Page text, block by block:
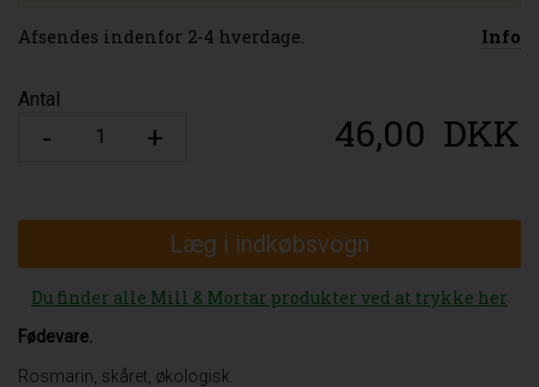
Afsendes indenfor 2-4 hverdage. Info
Antal
46,00 DKK
Læg i indkøbsvogn
Du finder alle Mill & Mortar produkter ved at trykke her
Fødevare.
Rosmarin, skåret, økologisk.